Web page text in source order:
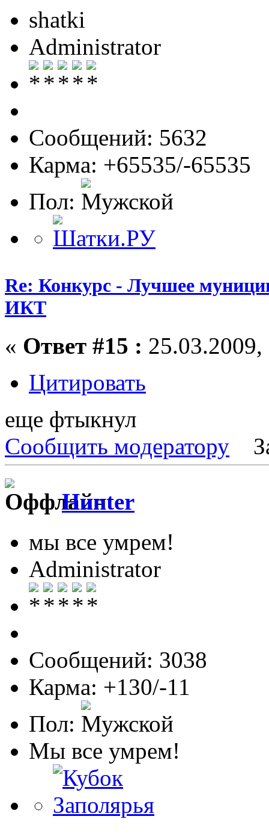
shatki
Administrator
Сообщений: 5632
Карма: +65535/-65535
Пол:
Re: Конкурс - Лучшее
ИКТ
« Ответ #15 :
Цитировать
еще фтыкнул
Сообщить модератору
Hunter
мы все умрем!
Administrator
Сообщений: 3038
Карма: +130/-11
Пол:
Мы все умрем!